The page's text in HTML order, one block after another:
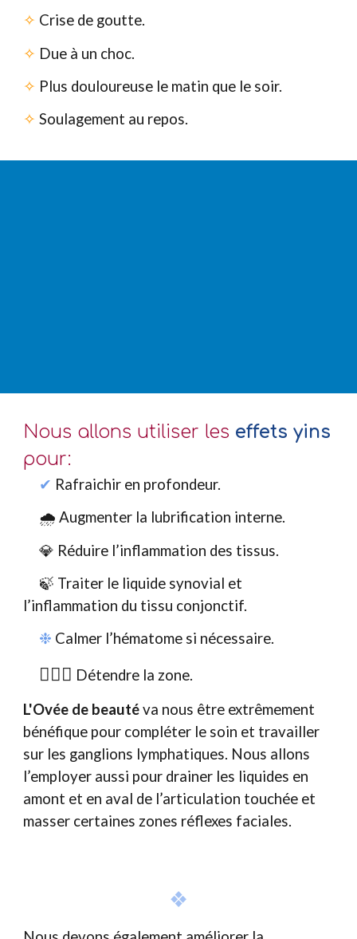
✧ Crise de goutte.
✧ Due à un choc.
✧ Plus douloureuse le matin que le soir.
✧ Soulagement au repos.
Nous allons utiliser les effets yins
pour:
✔︎ Rafraichir en profondeur.
🌧 Augmenter la lubrification interne.
💎 Réduire l’inflammation des tissus.
🍃 Traiter le liquide synovial et
l’inflammation du tissu conjonctif.
❉ Calmer l’hématome si nécessaire.
🧘🏼‍♀️ Détendre la zone.
L'Ovée de beautéva nous être extrêmement
bénéfique pour compléter le soin et travailler
sur les ganglions lymphatiques. Nous allons
l’employer aussi pour drainer les liquides en
amont et en aval de l’articulation touchée et
masser certaines zones réflexes faciales.
❖